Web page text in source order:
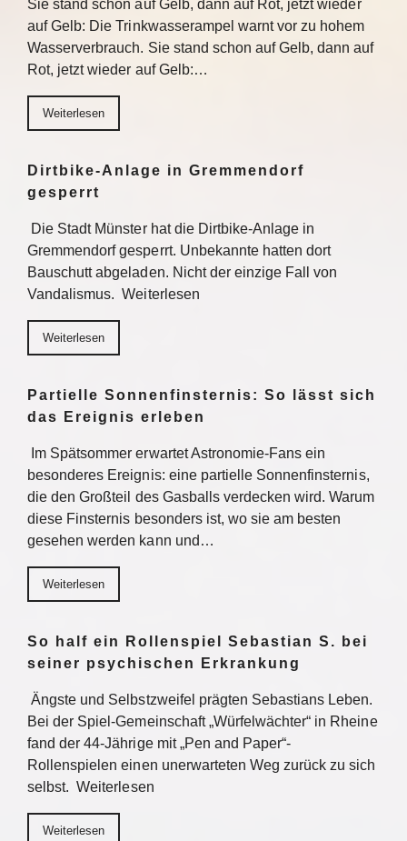
Sie stand schon auf Gelb, dann auf Rot, jetzt wieder
auf Gelb: Die Trinkwasserampel warnt vor zu hohem
Wasserverbrauch. Sie stand schon auf Gelb, dann auf
Rot, jetzt wieder auf Gelb:…
Weiterlesen
Dirtbike-Anlage in Gremmendorf
gesperrt
Die Stadt Münster hat die Dirtbike-Anlage in
Gremmendorf gesperrt. Unbekannte hatten dort
Bauschutt abgeladen. Nicht der einzige Fall von
Vandalismus. Weiterlesen
Weiterlesen
Partielle Sonnenfinsternis: So lässt sich
das Ereignis erleben
Im Spätsommer erwartet Astronomie-Fans ein
besonderes Ereignis: eine partielle Sonnenfinsternis,
die den Großteil des Gasballs verdecken wird. Warum
diese Finsternis besonders ist, wo sie am besten
gesehen werden kann und…
Weiterlesen
So half ein Rollenspiel Sebastian S. bei
seiner psychischen Erkrankung
Ängste und Selbstzweifel prägten Sebastians Leben.
Bei der Spiel-Gemeinschaft „Würfelwächter“ in Rheine
fand der 44-Jährige mit „Pen and Paper“-
Rollenspielen einen unerwarteten Weg zurück zu sich
selbst. Weiterlesen
Weiterlesen